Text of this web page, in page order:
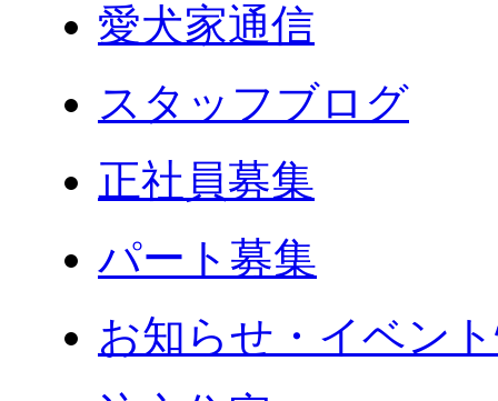
愛犬家通信
スタッフブログ
正社員募集
パート募集
お知らせ・イベン